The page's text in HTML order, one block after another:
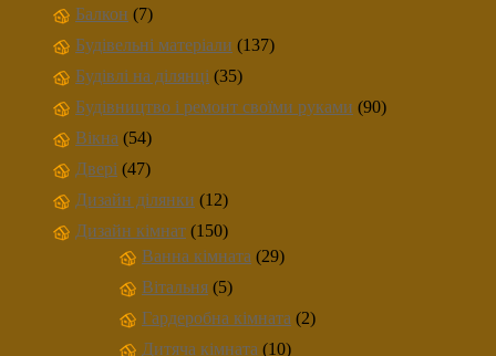
Балкон (7)
Будівельні матеріали (137)
Будівлі на ділянці (35)
Будівництво і ремонт своїми руками (90)
Вікна (54)
Двері (47)
Дизайн ділянки (12)
Дизайн кімнат (150)
Ванна кімната (29)
Вітальня (5)
Гардеробна кімната (2)
Дитяча кімната (10)